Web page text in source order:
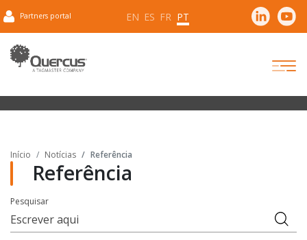
Partners portal EN ES FR PT
Início Notícias Referência
Referência
Pesquisar